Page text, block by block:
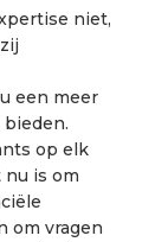
niet,
een meer
op elk
is om
om vragen